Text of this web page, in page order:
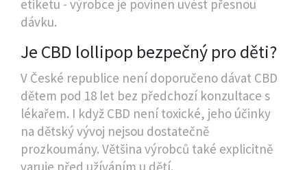
etiketu - výrobce je povinen uvést přesnou
dávku.
Je CBD lollipop bezpečný pro děti?
V České republice není doporučeno dávat CBD
dětem pod 18 let bez předchozí konzultace s
lékařem. I když CBD není toxické, jeho účinky
na dětský vývoj nejsou dostatečně
prozkoumány. Většina výrobců také explicitně
varuje před užíváním u dětí.